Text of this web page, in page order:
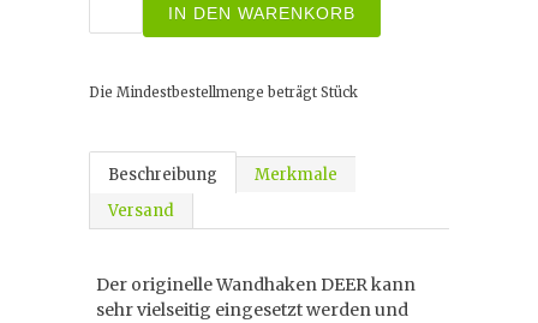
IN DEN WARENKORB
Die Mindestbestellmenge beträgt Stück
Beschreibung
Merkmale
Versand
Der originelle Wandhaken DEER kann
sehr vielseitig eingesetzt werden und